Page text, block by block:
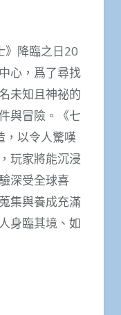
》降臨之日20
心，爲了尋找
未知且神祕的
與冒險。《七
，以令人驚嘆
玩家將能沉浸
深受全球喜
集與養成充滿
身臨其境、如